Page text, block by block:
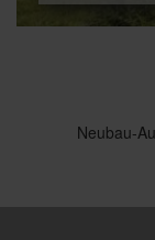
Neubau-